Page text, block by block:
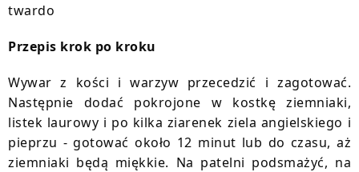
twardo
Przepis krok po kroku
Wywar z kości i warzyw przecedzić i zagotować.
Następnie dodać pokrojone w kostkę ziemniaki,
listek laurowy i po kilka ziarenek ziela angielskiego i
pieprzu - gotować około 12 minut lub do czasu, aż
ziemniaki będą miękkie. Na patelni podsmażyć, na